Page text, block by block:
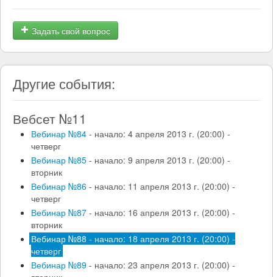
Задать свой вопрос
Другие события:
Вебсет №11
Вебинар №84 - начало: 4 апреля 2013 г. (20:00) -
четверг
Вебинар №85 - начало: 9 апреля 2013 г. (20:00) -
вторник
Вебинар №86 - начало: 11 апреля 2013 г. (20:00) -
четверг
Вебинар №87 - начало: 16 апреля 2013 г. (20:00) -
вторник
Вебинар №88 - начало: 18 апреля 2013 г. (20:00) -
четверг
Вебинар №89 - начало: 23 апреля 2013 г. (20:00) -